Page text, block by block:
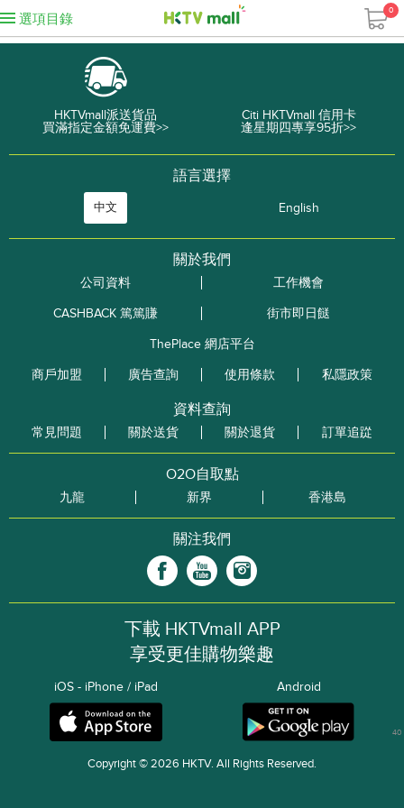
選項目錄
0
HKTVmall派送貨品
買滿指定金額免運費>>
Citi HKTVmall 信用卡
逢星期四專享95折>>
語言選擇
中文 English
關於我們
公司資料
工作機會
CASHBACK 篤篤賺
街市即日餸
ThePlace 網店平台
商戶加盟
廣告查詢 使用條款 私隱政策
資料查詢
常見問題 關於送貨 關於退貨 訂單追踨
O2O自取點
九龍 新界 香港島
關注我們
下載 HKTVmall APP
享受更佳購物樂趣
iOS - iPhone / iPad Android
Copyright © 2026 HKTV. All Rights Reserved.
40